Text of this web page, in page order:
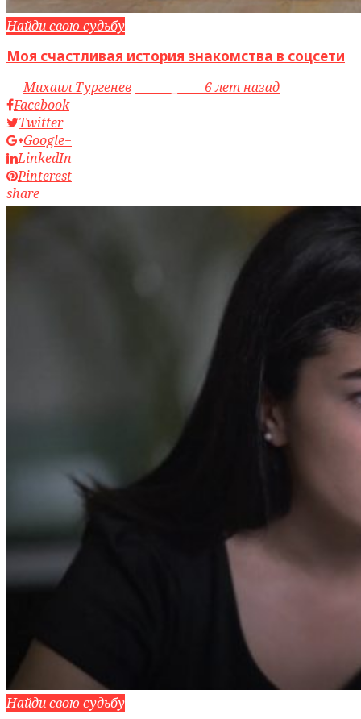
Найди свою судьбу
Моя счастливая история знакомства в соцсети
byМихаил Тургенев
6 лет назад
Facebook
Twitter
Google+
LinkedIn
Pinterest
share
Найди свою судьбу